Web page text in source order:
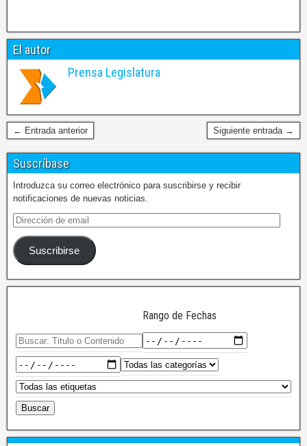
El autor
Prensa Legislatura
← Entrada anterior Siguiente entrada →
Suscríbase
Introduzca su correo electrónico para suscribirse y recibir
notificaciones de nuevas noticias.
Suscribirse
Rango de Fechas